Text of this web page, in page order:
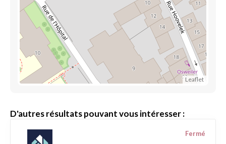
Leaflet
D'autres résultats pouvant vous intéresser :
Fermé